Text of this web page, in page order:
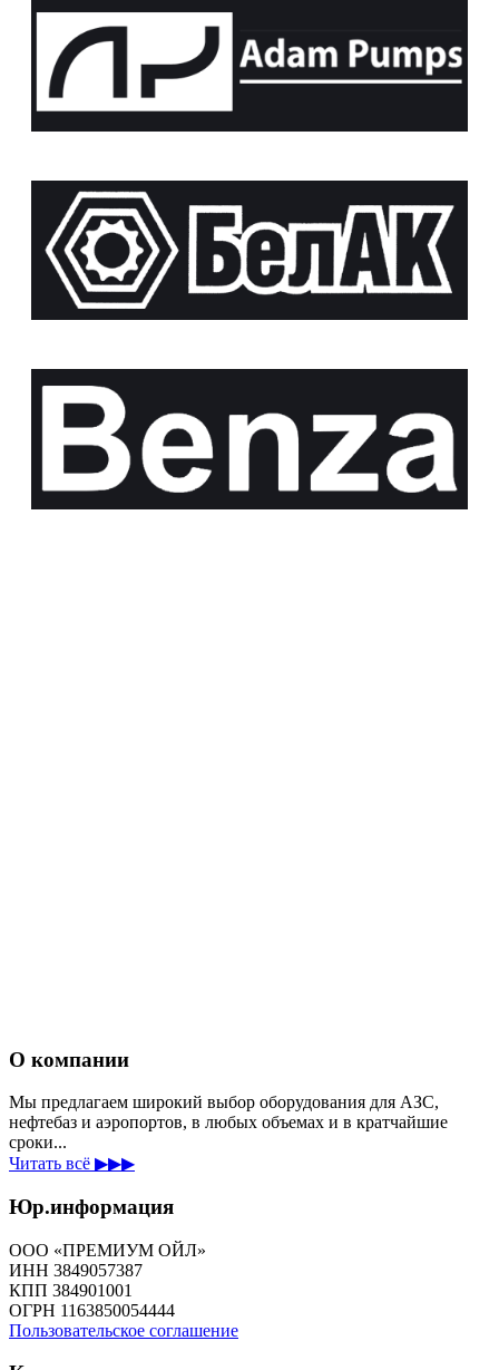
О компании
Мы предлагаем широкий выбор оборудования для АЗС,
нефтебаз и аэропортов, в любых объемах и в кратчайшие
сроки...
Читать всё ▶▶▶
Юр.информация
ООО «ПРЕМИУМ ОЙЛ»
ИНН 3849057387
КПП 384901001
ОГРН 1163850054444
Пользовательское соглашение